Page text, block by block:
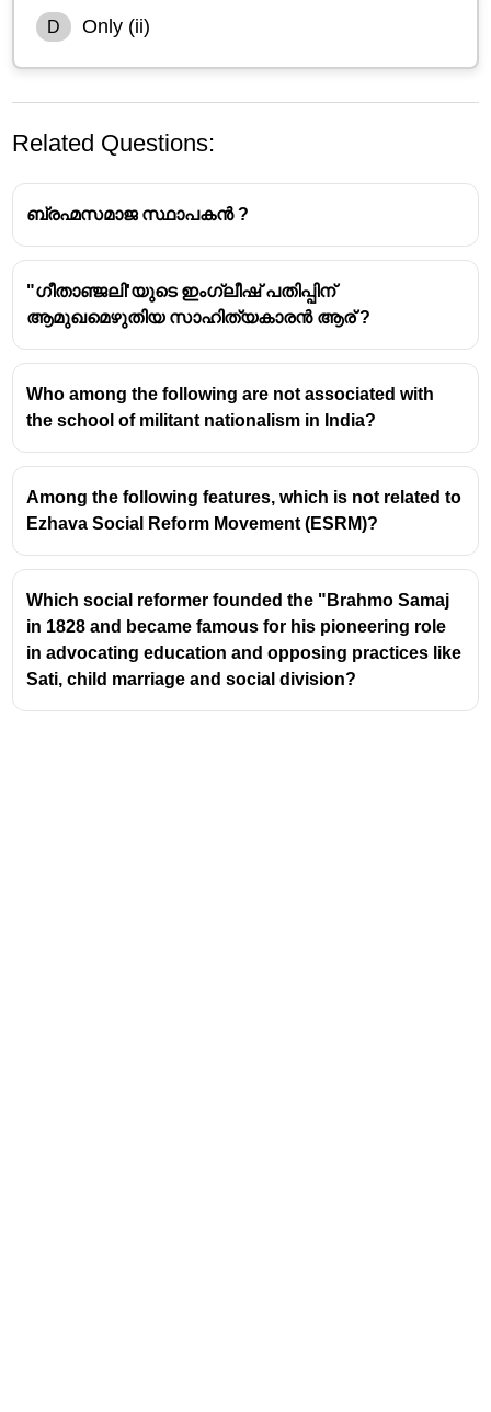
D Only (ii)
Raja Ram Mohan Roy pioneered modern Indian
political thought by blending Western liberal
judicial equality with Indian spiritual traditions,
laying the groundwork for political reforms and
nationalism.
He founded the Brahmo Samaj in 1828 to
promote monotheism, combat idolatry, and
enlightenment and social awakening.
Related Questions:
ബ്രഹ്മസമാജ സ്ഥാപകൻ ?
"ഗീതാഞ്ജലി'യുടെ ഇംഗ്ലീഷ് പതിപ്പിന്
ആമുഖമെഴുതിയ സാഹിത്യകാരൻ ആര് ?
Who among the following are not associated with
the school of militant nationalism in India?
Among the following features, which is not related to
Ezhava Social Reform Movement (ESRM)?
Which social reformer founded the "Brahmo Samaj
in 1828 and became famous for his pioneering role
in advocating education and opposing practices like
Sati, child marriage and social division?